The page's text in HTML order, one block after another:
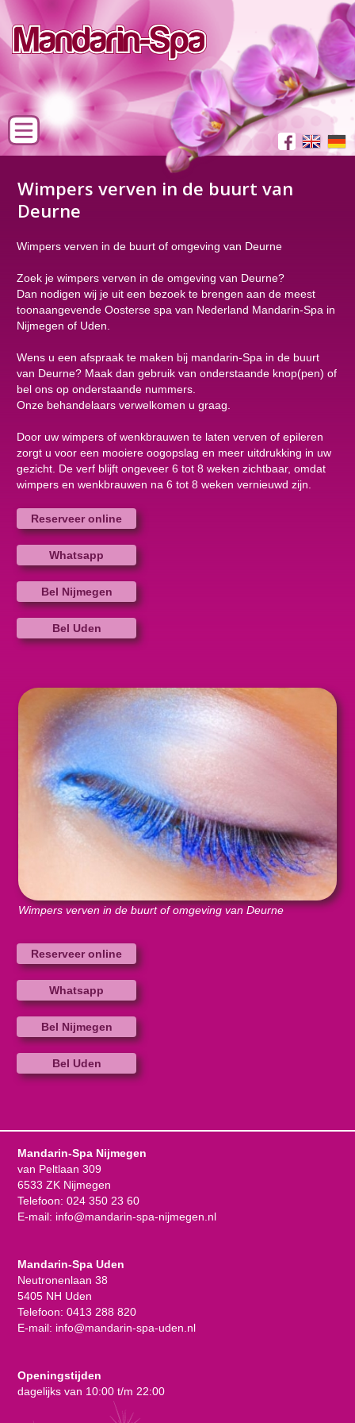
Wimpers verven in de buurt van
Deurne
Wimpers verven in de buurt of omgeving van Deurne
Zoek je wimpers verven in de omgeving van Deurne?
Dan nodigen wij je uit een bezoek te brengen aan de meest
toonaangevende Oosterse spa van Nederland Mandarin-Spa in
Nijmegen of Uden.
Wens u een afspraak te maken bij mandarin-Spa in de buurt
van Deurne? Maak dan gebruik van onderstaande knop(pen) of
bel ons op onderstaande nummers.
Onze behandelaars verwelkomen u graag.
Door uw wimpers of wenkbrauwen te laten verven of epileren
zorgt u voor een mooiere oogopslag en meer uitdrukking in uw
gezicht. De verf blijft ongeveer 6 tot 8 weken zichtbaar, omdat
wimpers en wenkbrauwen na 6 tot 8 weken vernieuwd zijn.
Reserveer online
Whatsapp
Bel Nijmegen
Bel Uden
Wimpers verven in de buurt of omgeving van Deurne
Reserveer online
Whatsapp
Bel Nijmegen
Bel Uden
Mandarin-Spa Nijmegen
van Peltlaan 309
6533 ZK Nijmegen
Telefoon: 024 350 23 60
E-mail: info@mandarin-spa-nijmegen.nl
Mandarin-Spa Uden
Neutronenlaan 38
5405 NH Uden
Telefoon: 0413 288 820
E-mail: info@mandarin-spa-uden.nl
Openingstijden
dagelijks van 10:00 t/m 22:00